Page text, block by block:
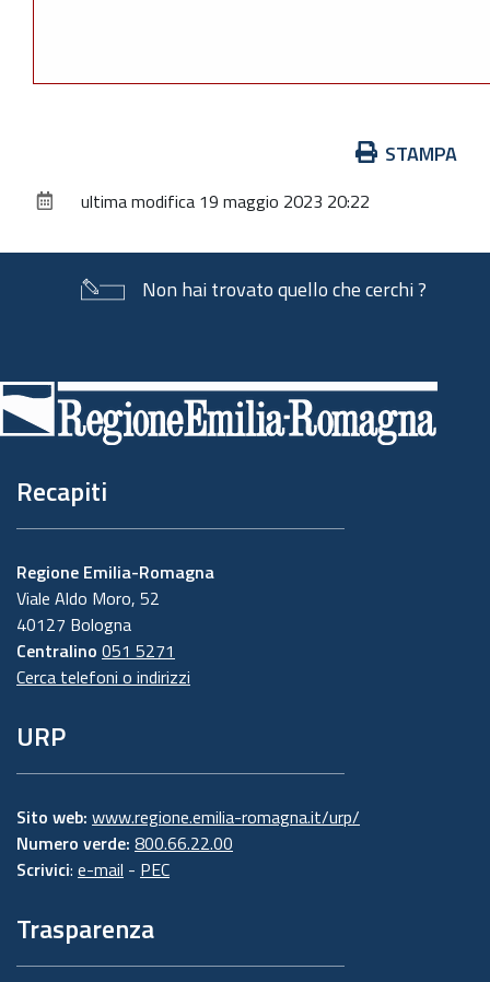
documento
STAMPA
ultima modifica 19 maggio 2023 20:22
Non hai trovato quello che cerchi ?
di
pagina
Recapiti
Regione Emilia-Romagna
Viale Aldo Moro, 52
40127 Bologna
Centralino 051 5271
Cerca telefoni o indirizzi
URP
Sito web: www.regione.emilia-romagna.it/urp/
Numero verde: 800.66.22.00
Scrivici: e-mail - PEC
Trasparenza